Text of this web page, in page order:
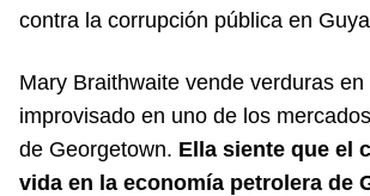
contra la corrupción pública en
Mary Braithwaite vende verduras
improvisado en uno de los
de Georgetown. Ella siente que el
vida en la economía petrolera de